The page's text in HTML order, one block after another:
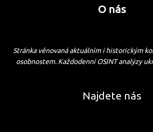
O nás
Stránka věnovaná aktuálním i historickým
osobnostem. Každodenní OSINT analýzy
Najdete nás